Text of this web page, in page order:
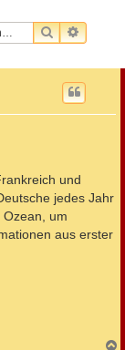
SUCHE
und
jedes Jahr
um
aus erster